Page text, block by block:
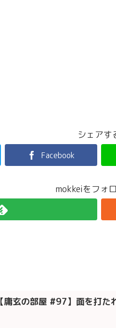
シェアす
Facebook
mokkeiをフォ
【庸玄の部屋 #97】面を打